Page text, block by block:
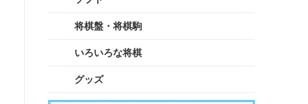
将棋盤・将棋駒
いろいろな将棋
グッズ